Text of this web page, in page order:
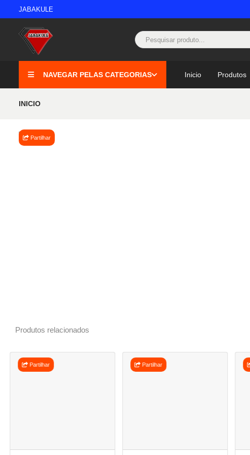
JABAKULE
NAVEGAR PELAS CATEGORIAS Inicio Produtos
INICIO
Partilhar
Produtos relacionados
Partilhar Partilhar